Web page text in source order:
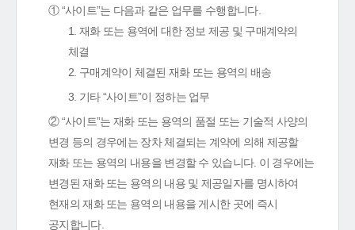
① “사이트”는 다음과 같은 업무를 수행합니다.
1. 재화 또는 용역에 대한 정보 제공 및 구매계약의
체결
2. 구매계약이 체결된 재화 또는 용역의 배송
3. 기타 “사이트”이 정하는 업무
② “사이트”는 재화 또는 용역의 품절 또는 기술적 사양의
변경 등의 경우에는 장차 체결되는 계약에 의해 제공할
재화 또는 용역의 내용을 변경할 수 있습니다. 이 경우에는
변경된 재화 또는 용역의 내용 및 제공일자를 명시하여
현재의 재화 또는 용역의 내용을 게시한 곳에 즉시
공지합니다.